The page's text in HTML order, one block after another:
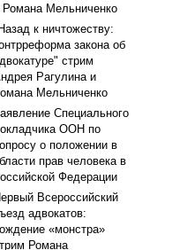
Романа Мельниченко
к ничтожеству:
закона об
стрим
Рагулина и
Мельниченко
Специального
ООН по
о положении в
прав человека в
Федерации
Всероссийский
адвокатов:
«монстра»
Романа